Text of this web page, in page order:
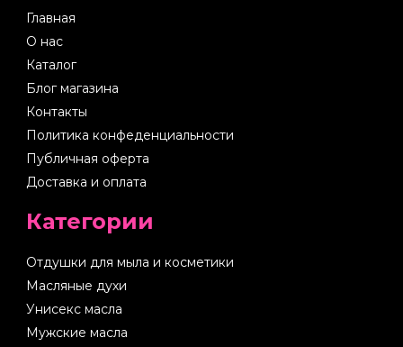
Главная
О нас
Каталог
Блог магазина
Контакты
Политика конфеденциальности
Публичная оферта
Доставка и оплата
Категории
Отдушки для мыла и косметики
Масляные духи
Унисекс масла
Мужские масла